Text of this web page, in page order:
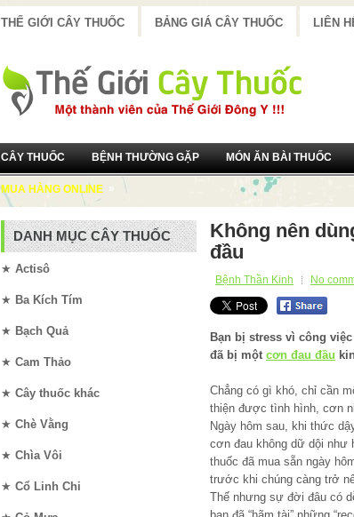
THẾ GIỚI CÂY THUỐC BẢNG GIÁ CÂY THUỐC LIÊN
CÂY THUỐC BỆNH THƯỜNG GẶP MÓN ĂN BÀI THUỐC
MUA HÀNG ONLINE »
Không nên
đầu
Bệnh Thần Kinh No
Bạn bị stress vì công
đã bị một cơn đau đầu
Chẳng có gì khó, chỉ cần
thiện được tình hình, cơn
Ngày hôm sau, khi thức
cơn đau không dữ dội như
thuốc đã mua sẵn ngày
trước khi chúng càng trở
Thế nhưng sự đời đâu có
bạn đã “hãm tài” những
DANH MỤC CÂY THUỐC
★ Actisô
★ Ba Kích Tím
★ Bạch Quả
★ Cam Thảo
★ Cây thuốc khác
★ Chè Vằng
★ Chìa Vôi
★ Cổ Linh Chi